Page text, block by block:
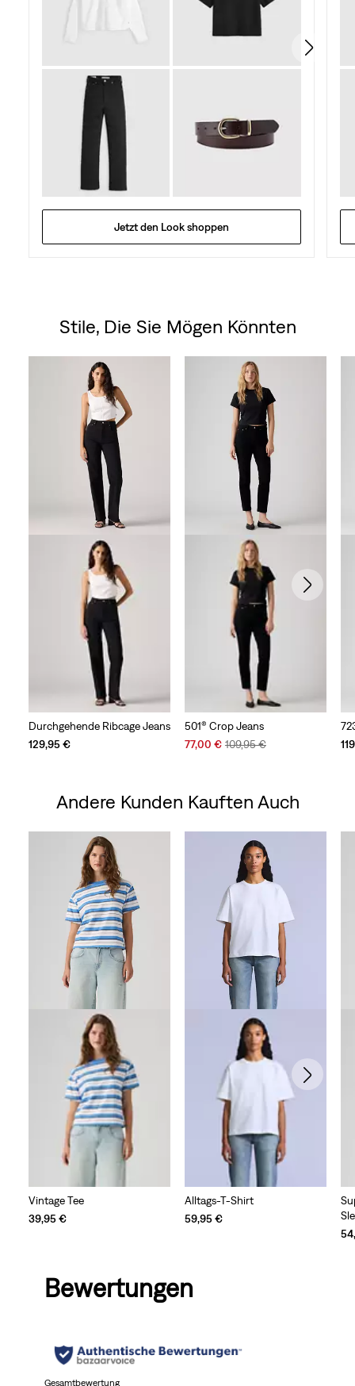
Jetzt den Look shoppen
Stile, Die Sie Mögen Könnten
Durchgehende Ribcage Jeans
129,95 €
501® Crop Jeans
Sale
77,00 € Original
109,95 €
Andere Kunden Kauften Auch
Vintage Tee
39,95 €
Alltags-T-Shirt
59,95 €
Bewertungen
Gesamtbewertung